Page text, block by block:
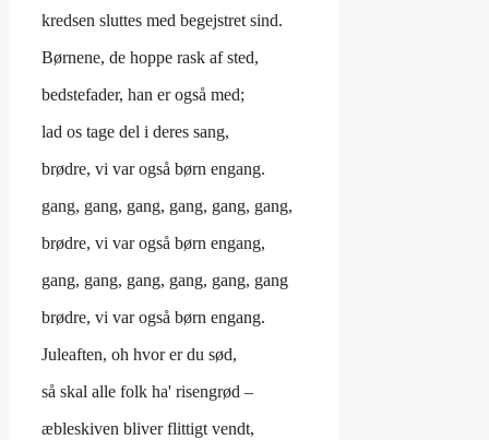
kredsen sluttes med begejstret sind.
Børnene, de hoppe rask af sted,
bedstefader, han er også med;
lad os tage del i deres sang,
brødre, vi var også børn engang.
gang, gang, gang, gang, gang, gang,
brødre, vi var også børn engang,
gang, gang, gang, gang, gang, gang
brødre, vi var også børn engang.
Juleaften, oh hvor er du sød,
så skal alle folk ha' risengrød –
æbleskiven bliver flittigt vendt,